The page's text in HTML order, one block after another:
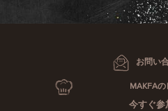
お問い
MAKFA
今すぐ参